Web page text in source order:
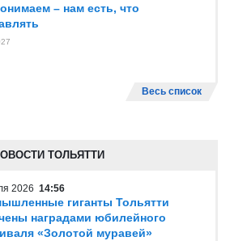
– нам есть, что
Весь список
ТОЛЬЯТТИ
2026 14:56
гиганты Тольятти
наградами юбилейного
«Золотой муравей»